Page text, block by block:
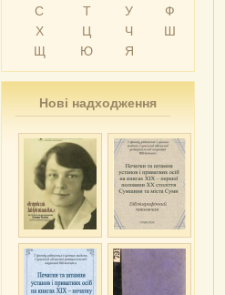
С
Т У
Ф
Х
Ц Ч
Ш
Щ
Ю Я
Нові надходження